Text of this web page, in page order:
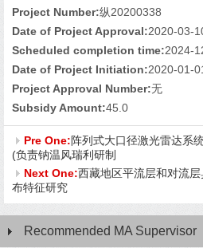
Project Number:纵20200338
Date of Project Approval:2020-03-
Scheduled completion time:2024-
Date of Project Initiation:2020-01-
Project Approval Number:无
Subsidy Amount:45.0
Pre One:阵列式大口径激光雷达系
(负责钠温风瑞利研制
Next One:西藏地区平流层和对流
布特征研究
Recommended MA Supervisor